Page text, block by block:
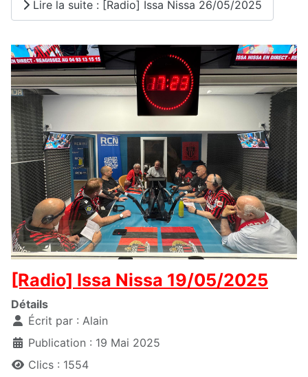
Lire la suite : [Radio] Issa Nissa 26/05/2025
[Radio] Issa Nissa 19/05/2025
Détails
Écrit par : Alain
Publication : 19 Mai 2025
Clics : 1554